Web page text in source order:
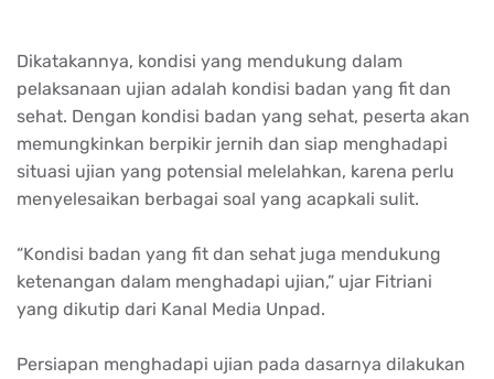
Dikatakannya, kondisi yang mendukung dalam
pelaksanaan ujian adalah kondisi badan yang fit dan
sehat. Dengan kondisi badan yang sehat, peserta akan
memungkinkan berpikir jernih dan siap menghadapi
situasi ujian yang potensial melelahkan, karena perlu
menyelesaikan berbagai soal yang acapkali sulit.
“Kondisi badan yang fit dan sehat juga mendukung
ketenangan dalam menghadapi ujian,” ujar Fitriani
yang dikutip dari Kanal Media Unpad.
Persiapan menghadapi ujian pada dasarnya dilakukan